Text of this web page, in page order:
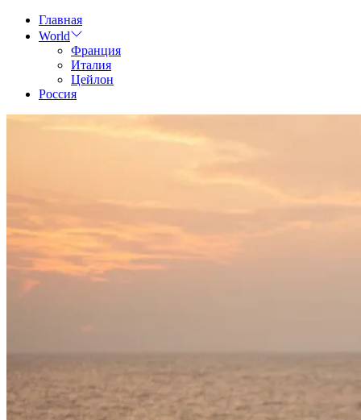
Skip
Главная
World
Франция
Италия
Цейлон
Россия